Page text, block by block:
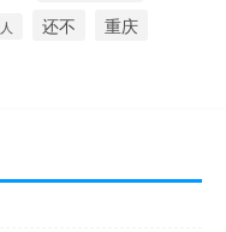
还不 重庆